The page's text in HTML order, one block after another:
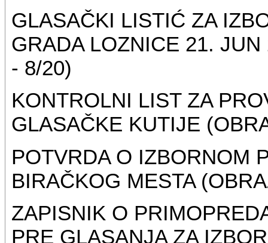
GLASAČKI LISTIĆ ZA
GRADA LOZNICE 21.
- 8/20)
KONTROLNI LIST ZA
GLASAČKE KUTIJE
POTVRDA O IZBORNOM
BIRAČKOG MESTA
ZAPISNIK O
PRE GLASANJA ZA